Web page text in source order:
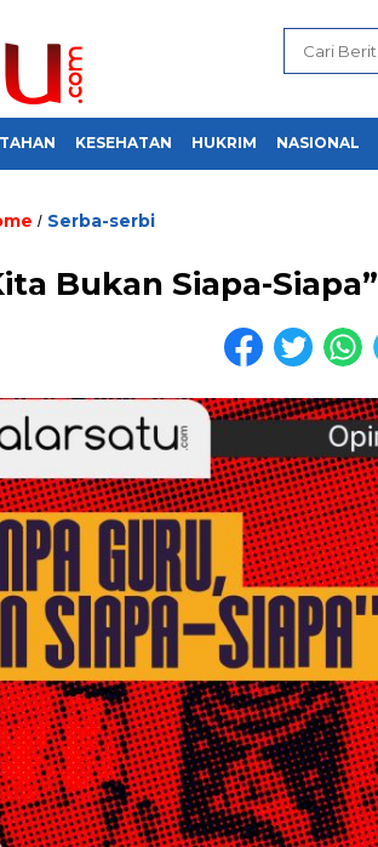
KESEHATAN HUKRIM NASIONAL
/ Serba-serbi
Bukan Siapa-Siapa”